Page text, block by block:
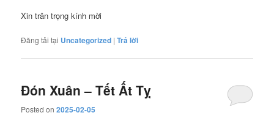
Xin trân trọng kính mời
Đăng tải tại Uncategorized |Trả lời
Đón Xuân – Tết Ất Tỵ
Posted on2025-02-05